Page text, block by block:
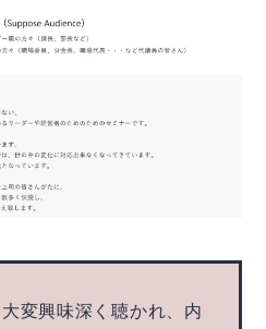
変興味深く聴かれ、内